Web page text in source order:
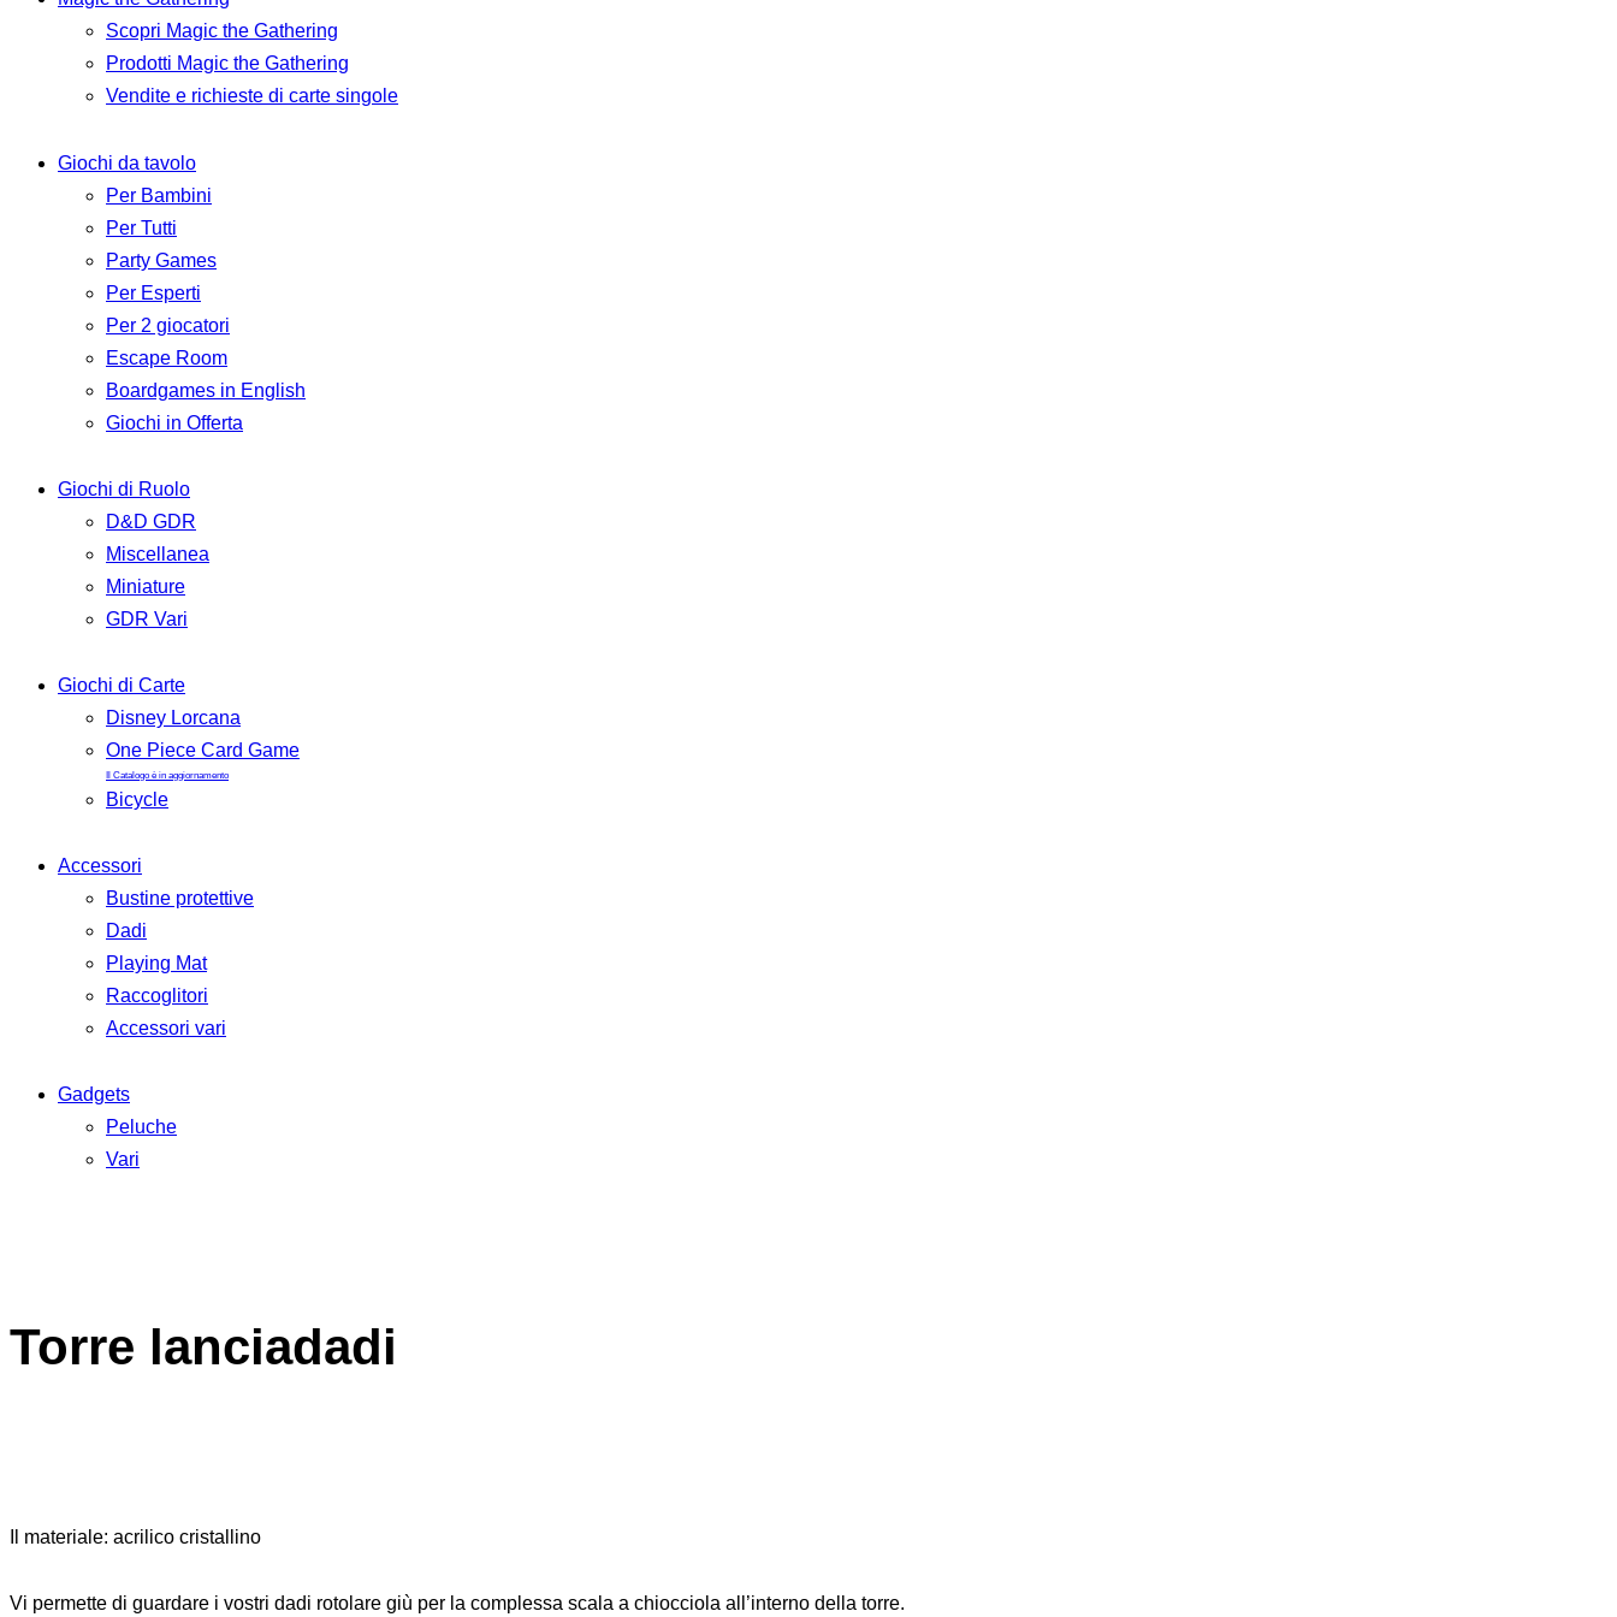
Scopri Magic the Gathering
Prodotti Magic the Gathering
Vendite e richieste di carte singole
Giochi da tavolo
Per Bambini
Per Tutti
Party Games
Per Esperti
Per 2 giocatori
Escape Room
Boardgames in English
Giochi in Offerta
Giochi di Ruolo
D&D GDR
Miscellanea
Miniature
GDR Vari
Giochi di Carte
Disney Lorcana
One Piece Card Game
Il Catalogo è in aggiornamento
Bicycle
Accessori
Bustine protettive
Dadi
Playing Mat
Raccoglitori
Accessori vari
Gadgets
Peluche
Vari
Torre lanciadadi
Il materiale: acrilico cristallino
Vi permette di guardare i vostri dadi rotolare giù per la complessa scala a chiocciola all’interno della torre.